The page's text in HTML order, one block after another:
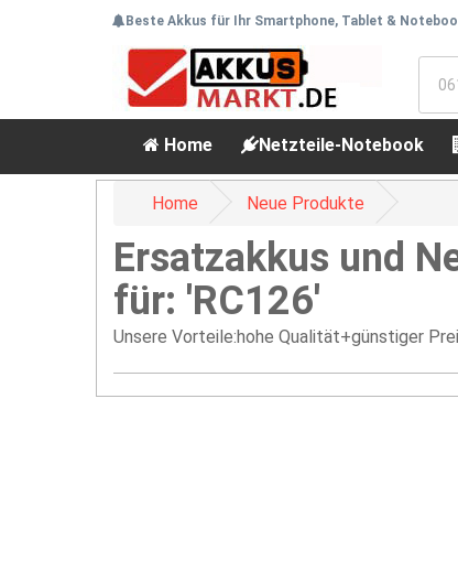
Beste Akkus für Ihr Smartphone, Tablet &
Home Netzteile-Notebook
Home Neue Produkte
Ersatzakkus und
für: 'RC126'
Unsere Vorteile:hohe Qualität+günstiger